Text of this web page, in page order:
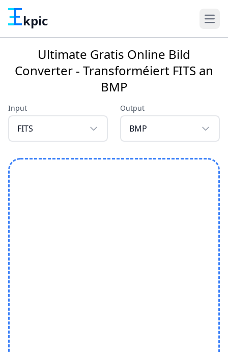
kpic
Ultimate Gratis Online Bild
Converter - Transforméiert FITS an
BMP
Input
FITS
Output
BMP